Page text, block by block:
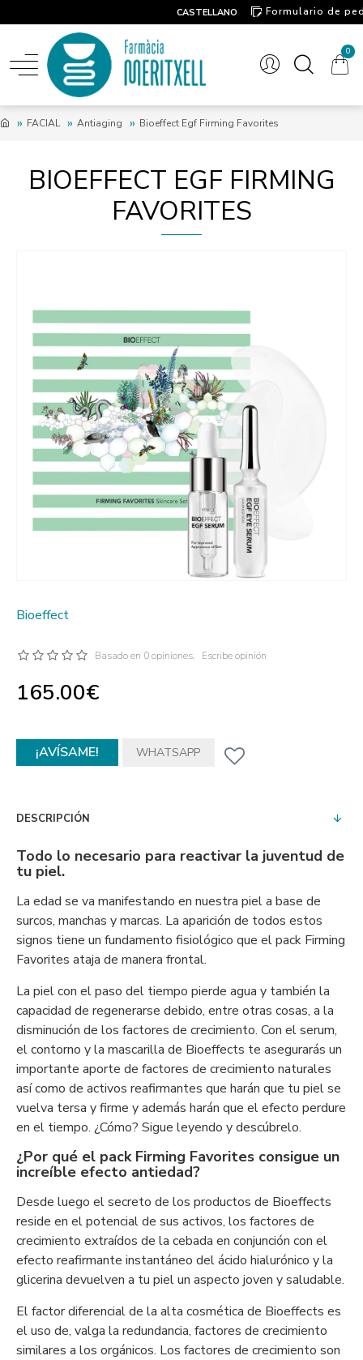
CASTELLANO
Formulario de
0
FACIAL Antiaging Bioeffect Egf Firming Favorites
BIOEFFECT EGF FIRMING
FAVORITES
Bioeffect
Basado en 0 opiniones. Escribe opinión
165.00€
¡AVÍSAME! WHATSAPP
DESCRIPCIÓN
Todo lo necesario para reactivar la juventud de
tu piel.
La edad se va manifestando en nuestra piel a base de
surcos, manchas y marcas. La aparición de todos estos
signos tiene un fundamento fisiológico que el pack Firming
Favorites ataja de manera frontal.
La piel con el paso del tiempo pierde agua y también la
capacidad de regenerarse debido, entre otras cosas, a la
disminución de los factores de crecimiento. Con el serum,
el contorno y la mascarilla de Bioeffects te asegurarás un
importante aporte de factores de crecimiento naturales
así como de activos reafirmantes que harán que tu piel se
vuelva tersa y firme y además harán que el efecto perdure
en el tiempo. ¿Cómo? Sigue leyendo y descúbrelo.
¿Por qué el pack Firming Favorites consigue un
increíble efecto antiedad?
Desde luego el secreto de los productos de Bioeffects
reside en el potencial de sus activos, los factores de
crecimiento extraídos de la cebada en conjunción con el
efecto reafirmante instantáneo del ácido hialurónico y la
glicerina devuelven a tu piel un aspecto joven y saludable.
El factor diferencial de la alta cosmética de Bioeffects es
el uso de, valga la redundancia, factores de crecimiento
similares a los orgánicos. Los factores de crecimiento son